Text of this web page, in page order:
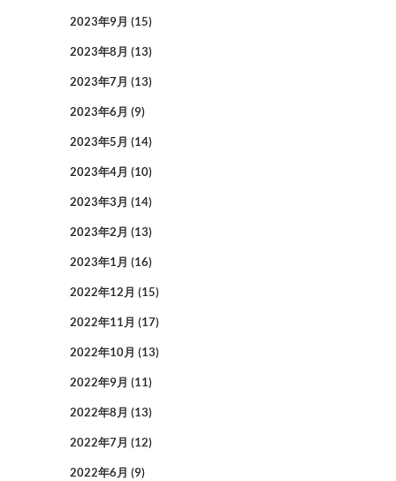
2023年9月 (15)
2023年8月 (13)
2023年7月 (13)
2023年6月 (9)
2023年5月 (14)
2023年4月 (10)
2023年3月 (14)
2023年2月 (13)
2023年1月 (16)
2022年12月 (15)
2022年11月 (17)
2022年10月 (13)
2022年9月 (11)
2022年8月 (13)
2022年7月 (12)
2022年6月 (9)